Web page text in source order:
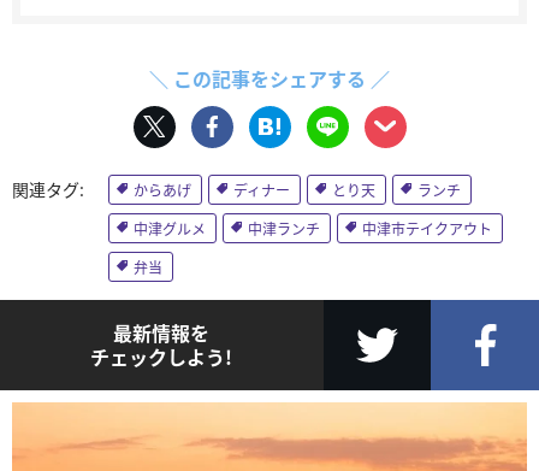
＼ この記事をシェアする ／
からあげ ディナー とり天
ランチ
中津グルメ
中津ランチ
中津市テイクアウト
弁当
最新情報を
チェックしよう!